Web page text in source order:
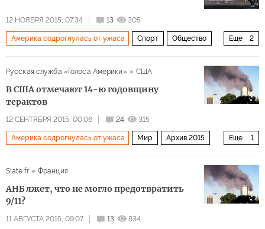
12 НОЯБРЯ 2015, 07:34 13 305
Еще 2
Америка содрогнулась от ужаса Спорт Общество
Русская служба «Голоса Америки»
США
В США отмечают 14-ю годовщину
терактов
12 СЕНТЯБРЯ 2015, 00:06 24 315
Еще 1
Америка содрогнулась от ужаса Мир Архив 2015
Slate.fr
Франция
АНБ лжет, что не могло предотвратить
9/11?
11 АВГУСТА 2015, 09:07 13 834